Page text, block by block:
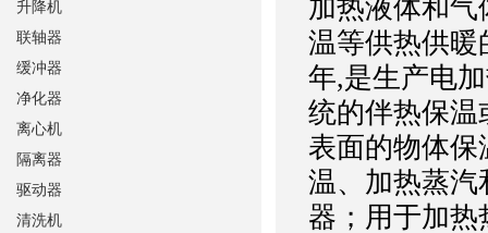
加热液体和
温等供热供暖
年,是生产电
统的伴热保温
表面的物体
温、加热蒸汽
器；用于加
升降机
联轴器
缓冲器
净化器
离心机
隔离器
驱动器
清洗机